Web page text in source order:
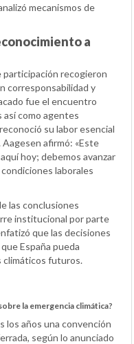
mecanismos de
a
participación recogieron
corresponsabilidad y
fue el encuentro
como agentes
su labor esencial
afirmó: «Este
hoy; debemos avanzar
laborales
las conclusiones
institucional por parte
que las decisiones
España pueda
climáticos futuros.
la emergencia climática?
los años una convención
según lo anunciado